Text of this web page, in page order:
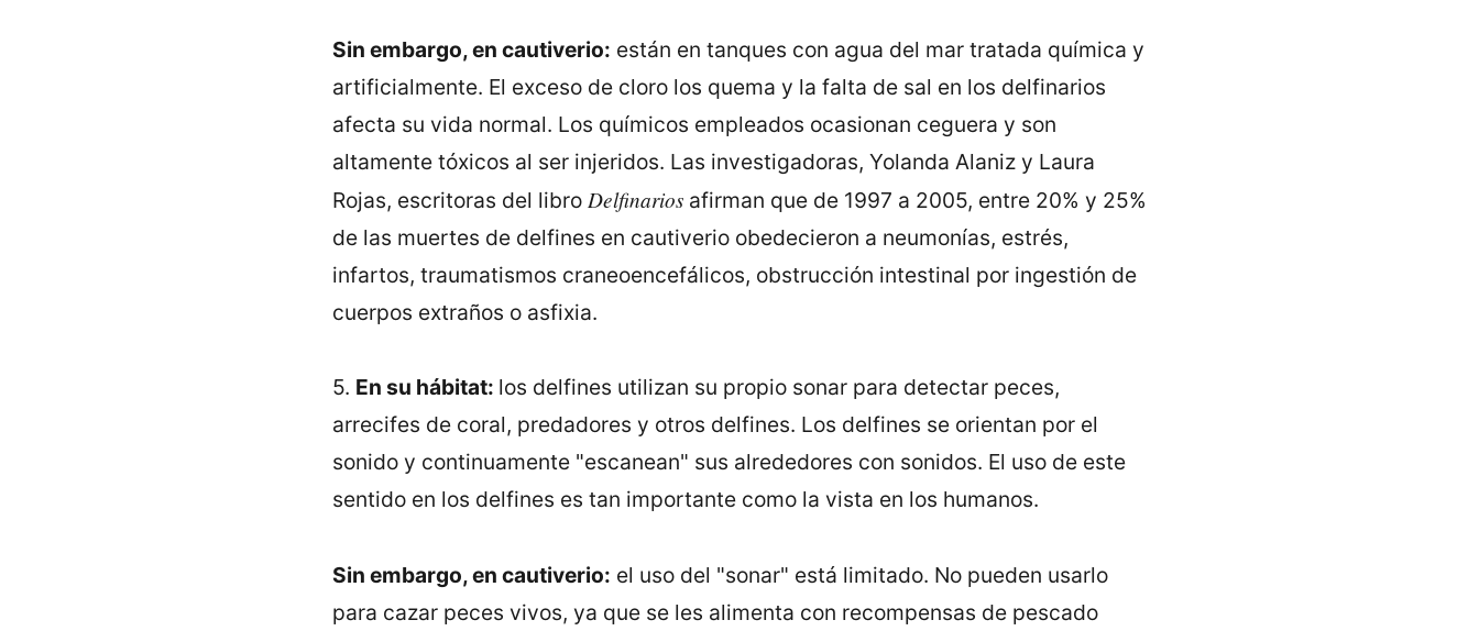
Sin embargo, en cautiverio: están en tanques con agua del mar tratada química y
artificialmente. El exceso de cloro los quema y la falta de sal en los delfinarios
afecta su vida normal. Los químicos empleados ocasionan ceguera y son
altamente tóxicos al ser injeridos. Las investigadoras, Yolanda Alaniz y Laura
Rojas, escritoras del libro Delfinariosafirman que de 1997 a 2005, entre 20% y 25%
de las muertes de delfines en cautiverio obedecieron a neumonías, estrés,
infartos, traumatismos craneoencefálicos, obstrucción intestinal por ingestión de
cuerpos extraños o asfixia.
5. En su hábitat: los delfines utilizan su propio sonar para detectar peces,
arrecifes de coral, predadores y otros delfines. Los delfines se orientan por el
sonido y continuamente "escanean" sus alrededores con sonidos. El uso de este
sentido en los delfines es tan importante como la vista en los humanos.
Sin embargo, en cautiverio: el uso del "sonar" está limitado. No pueden usarlo
para cazar peces vivos, ya que se les alimenta con recompensas de pescado